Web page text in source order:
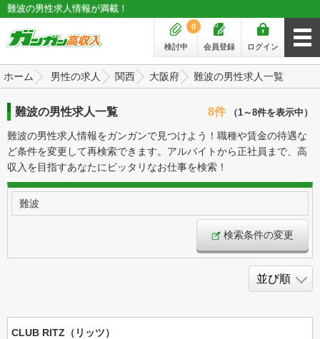
難波の男性求人情報が満載！
ログイン
会員登録
検討中
0
ホーム 男性の求人 関西 大阪府 難波の男性求人一覧
難波の男性求人一覧 8件 （1～8件を表示中）
難波の男性求人情報をガンガンで見つけよう！職種や賃金の待遇な
ど条件を変更して再検索できます。アルバイトから正社員まで、高
収入を目指すあなたにピッタリなお仕事を検索！
難波
検索条件の変更
CLUB RITZ（リッツ）